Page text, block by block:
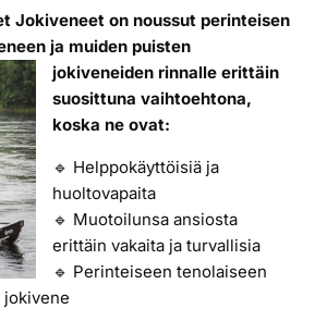
Jokiveneet on noussut perinteisen
ja muiden puisten
jokiveneiden rinnalle erittäin
suosittuna vaihtoehtona,
koska ne ovat:
🔹 Helppokäyttöisiä ja
huoltovapaita
🔹 Muotoilunsa ansiosta
erittäin vakaita ja turvallisia
🔹 Perinteiseen tenolaiseen
jokivene